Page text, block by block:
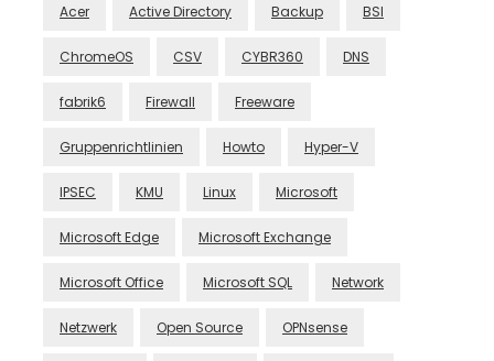
Acer Active Directory Backup BSI
ChromeOS CSV CYBR360 DNS
fabrik6 Firewall Freeware
Gruppenrichtlinien Howto Hyper-V
IPSEC KMU Linux Microsoft
Microsoft Edge Microsoft Exchange
Microsoft Office Microsoft SQL Network
Netzwerk Open Source OPNsense